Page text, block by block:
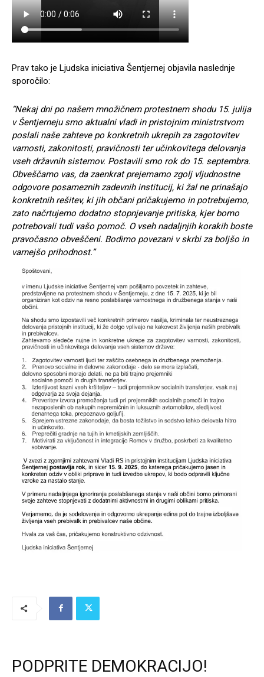
Prav tako je Ljudska iniciativa Šentjernej objavila naslednje
sporočilo:
“Nekaj dni po našem množičnem protestnem shodu 15. julija
v Šentjerneju smo aktualni vladi in pristojnim ministrstvom
poslali naše zahteve po konkretnih ukrepih za zagotovitev
varnosti, zakonitosti, pravičnosti ter učinkovitega delovanja
vseh državnih sistemov. Postavili smo rok do 15. septembra.
Obveščamo vas, da zaenkrat prejemamo zgolj vljudnostne
odgovore posameznih zadevnih institucij, ki žal ne prinašajo
konkretnih rešitev, ki jih občani pričakujemo in potrebujemo,
zato načrtujemo dodatno stopnjevanje pritiska, kjer bomo
potrebovali tudi vašo pomoč. O vseh nadaljnjih korakih boste
pravočasno obveščeni. Bodimo povezani v skrbi za boljšo in
varnejšo prihodnost.”
PODPRITE DEMOKRACIJO!